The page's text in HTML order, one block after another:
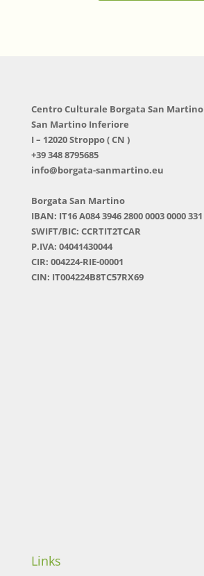
Centro Culturale Borgata San Martino
San Martino Inferiore
I – 12020 Stroppo ( CN )
+39 348 8795685
info@borgata-sanmartino.eu
Borgata San Martino
IBAN: IT16 A084 3946 2800 0003 0000 331
SWIFT/BIC: CCRTIT2TCAR
P.IVA: 04041430044
CIR: 004224-RIE-00001
CIN: IT004224B8TC57RX69
Links